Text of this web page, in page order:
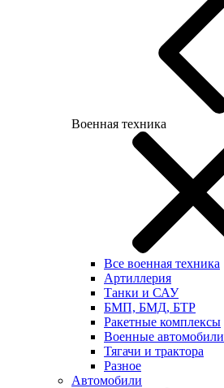
Военная техника
Все военная техника
Артиллерия
Танки и САУ
БМП, БМД, БТР
Ракетные комплексы
Военные автомобили
Тягачи и трактора
Разное
Автомобили